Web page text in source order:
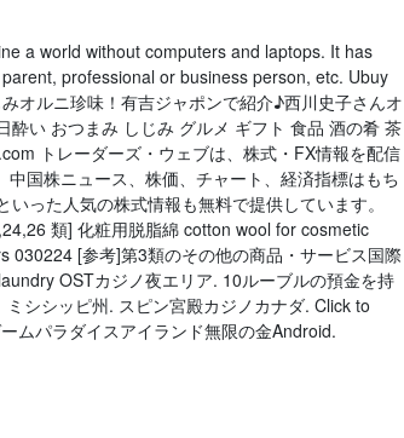
a world without computers and laptops. It has
professional or business person, etc. Ubuy
オルニ珍味！有吉ジャポンで紹介♪西川史子さんオ
い おつまみ しじみ グルメ ギフト 食品 酒の肴 茶
トレーダーズ・ウェブは、株式・FX情報を配信
国株ニュース、株価、チャート、経済指標はもち
った人気の株式情報も無料で提供しています。
類] 化粧用脱脂綿 cotton wool for cosmetic
[参考]第3類のその他の商品・サービス国際
OSTカジノ夜エリア. 10ルーブルの預金を持
シシッピ州. スピン宮殿カジノカナダ. Click to
ムパラダイスアイランド無限の金Android.